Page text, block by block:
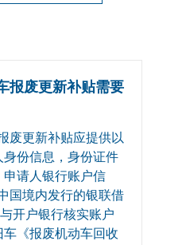
报废更新补贴需要
废更新补贴应提供以
份信息，身份证件
请人银行账户信
国境内发行的银联借
开户银行核实账户
《报废机动车回收